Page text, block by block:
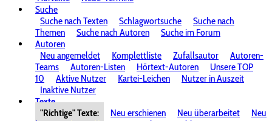
Suche
Suche nach Texten
Schlagwortsuche
Suche nach
Themen
Suche nach Autoren
Suche im Forum
Autoren
Neu angemeldet
Komplettliste Zufallsautor
Autoren-
Teams
Autoren-Listen Hörtext-Autoren
Unsere TOP
10
Aktive Nutzer Kartei-Leichen
Nutzer in Auszeit
Inaktive Nutzer
Texte
"Richtige" Texte:
Neu erschienen Neu überarbeitet
Neu